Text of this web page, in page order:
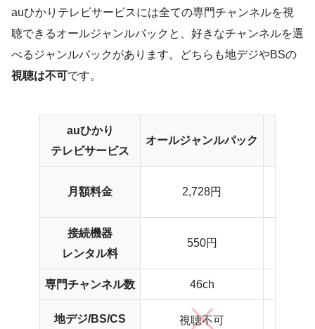
auひかりテレビサービスには全ての専門チャンネルを視
聴できるオールジャンルパックと、好きなチャンネルを選
べるジャンルパックがあります。どちらも地デジやBSの
視聴は不可です。
auひかり
テレビサービス
オールジャンルパック
月額料金 2,728円
接続機器
レンタル料
550円
専門チャンネル数 46ch
地デジ/BS/CS 視聴不可